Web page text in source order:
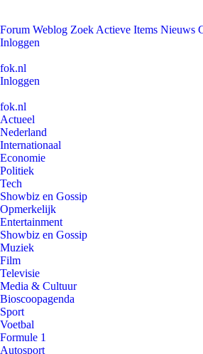
Forum Weblog Zoek Actieve Items Nieuws
Inloggen
fok.nl
Inloggen
fok.nl
Actueel
Nederland
Internationaal
Economie
Politiek
Tech
Showbiz en Gossip
Opmerkelijk
Entertainment
Showbiz en Gossip
Muziek
Film
Televisie
Media & Cultuur
Bioscoopagenda
Sport
Voetbal
Formule 1
Autosport